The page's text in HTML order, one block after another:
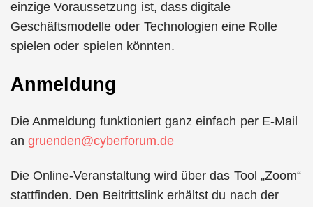
einzige Voraussetzung ist, dass digitale
Geschäftsmodelle oder Technologien eine Rolle
spielen oder spielen könnten.
Anmeldung
Die Anmeldung funktioniert ganz einfach per E-Mail
angruenden@cyberforum.de
Die Online-Veranstaltung wird über das Tool „Zoom“
stattfinden. Den Beitrittslink erhältst du nach der